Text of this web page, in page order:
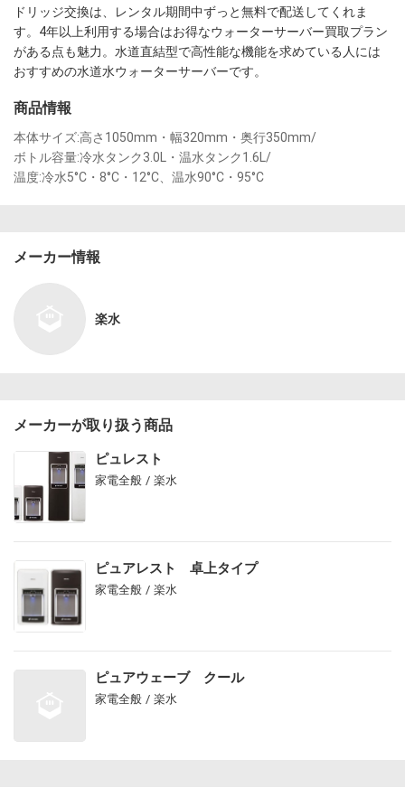
ドリッジ交換は、レンタル期間中ずっと無料で配送してくれま
す。4年以上利用する場合はお得なウォーターサーバー買取プラン
がある点も魅力。水道直結型で高性能な機能を求めている人には
おすすめの水道水ウォーターサーバーです。
商品情報
本体サイズ:高さ1050mm・幅320mm・奥行350mm/
ボトル容量:冷水タンク3.0L・温水タンク1.6L/
温度:冷水5°C・8°C・12°C、温水90°C・95°C
メーカー情報
楽水
メーカーが取り扱う商品
ピュレスト
家電全般 / 楽水
ピュアレスト 卓上タイプ
家電全般 / 楽水
ピュアウェーブ クール
家電全般 / 楽水